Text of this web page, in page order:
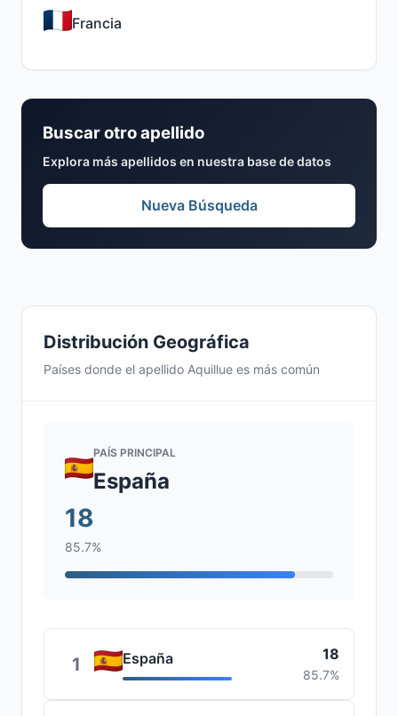
Distribución Geográfica
Países donde el apellido Aquillue es más común
PAÍS PRINCIPAL
España
18
85.7%
1 España 18
85.7%
Francia
Buscar otro apellido
Explora más apellidos en nuestra base de datos
Nueva Búsqueda